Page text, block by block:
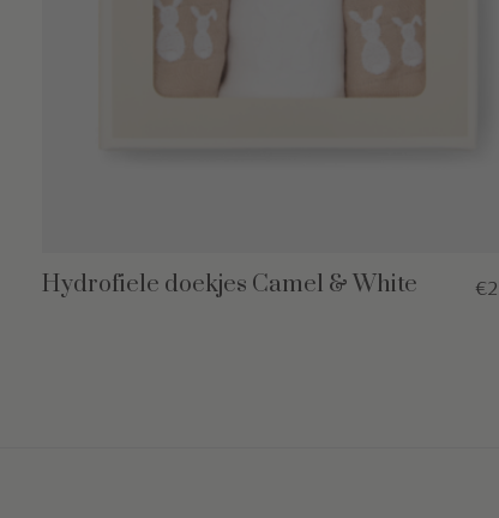
Hydrofiele doekjes Camel & White